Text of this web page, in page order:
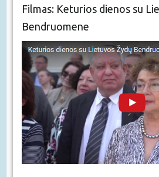
Filmas: Keturios dienos su
Bendruomene